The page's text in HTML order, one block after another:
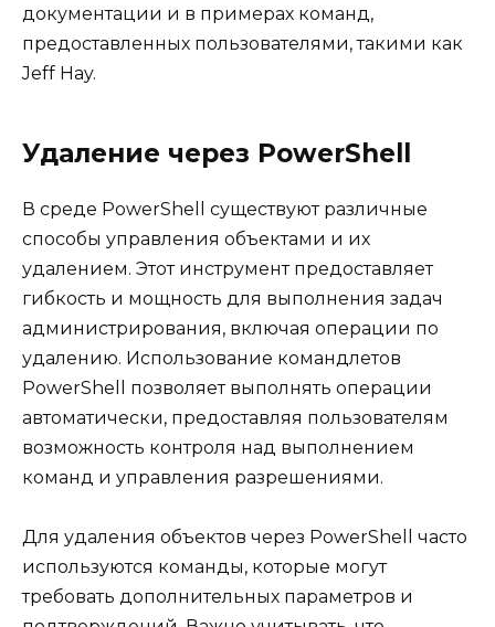
документации и в примерах команд,
предоставленных пользователями, такими как
Jeff Hay.
Удаление через PowerShell
В среде PowerShell существуют различные
способы управления объектами и их
удалением. Этот инструмент предоставляет
гибкость и мощность для выполнения задач
администрирования, включая операции по
удалению. Использование командлетов
PowerShell позволяет выполнять операции
автоматически, предоставляя пользователям
возможность контроля над выполнением
команд и управления разрешениями.
Для удаления объектов через PowerShell часто
используются команды, которые могут
требовать дополнительных параметров и